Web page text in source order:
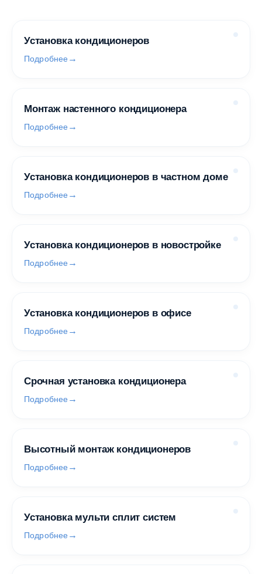
Установка кондиционеров
Подробнее
Монтаж настенного кондиционера
Подробнее
Установка кондиционеров в частном доме
Подробнее
Установка кондиционеров в новостройке
Подробнее
Установка кондиционеров в офисе
Подробнее
Срочная установка кондиционера
Подробнее
Высотный монтаж кондиционеров
Подробнее
Установка мульти сплит систем
Подробнее